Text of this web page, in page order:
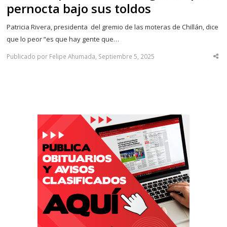
pernocta bajo sus toldos
Patricia Rivera, presidenta del gremio de las moteras de Chillán, dice
que lo peor “es que hay gente que…
Publicado por Felipe Ahumada, Septiembre 5, 2025